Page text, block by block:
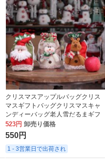
クリスマスアップルバッグクリス
マスギフトバッグクリスマスキャ
ンディーバッグ老人雪だるまギフ
トバッグ模造リネンクリスマス用
品
523円 卸売り価格
550円
1 - 3営業日で出荷され